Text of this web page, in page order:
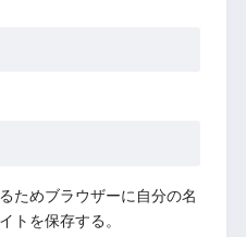
ためブラウザーに自分の名
トを保存する。